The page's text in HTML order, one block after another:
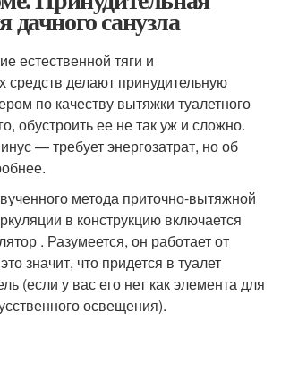
дачного санузла
естественной тяги и
средств делают принудительную
по качеству вытяжки туалетного
обустроить ее не так уж и сложно.
— требует энергозатрат, но об
метода приточно-вытяжной
в конструкцию включается
. Разумеется, он работает от
значит, что придется в туалет
(если у вас его нет как элемента для
освещения).